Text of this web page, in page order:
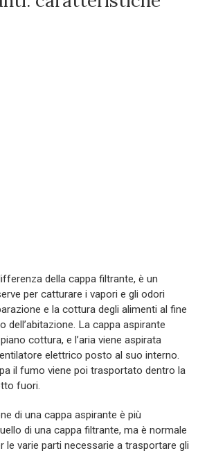
della cappa filtrante, è un
per catturare i vapori e gli odori
e la cottura degli alimenti al fine
dell’abitazione. La cappa aspirante
cottura, e l’aria viene aspirata
elettrico posto al suo interno.
il fumo viene poi trasportato dentro la
fuori.
di una cappa aspirante è più
di una cappa filtrante, ma è normale
le varie parti necessarie a trasportare gli